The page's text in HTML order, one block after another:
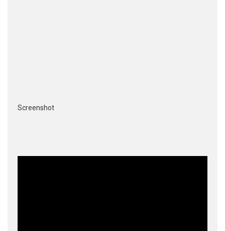
Screenshot